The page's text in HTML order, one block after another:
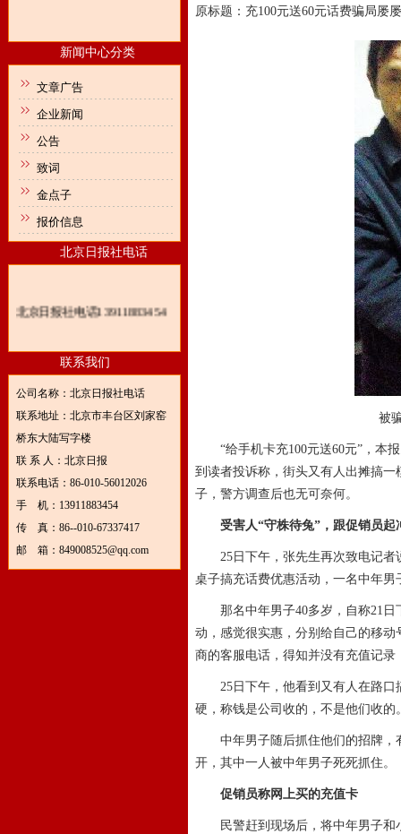
新闻中心分类
文章广告
企业新闻
公告
致词
金点子
报价信息
北京日报社电话
北京日报社电话13911883454
联系我们
公司名称：北京日报社电话
联系地址：北京市丰台区刘家窑
桥东大陆写字楼
联 系 人：北京日报
联系电话：86-010-56012026
手 机：13911883454
传 真：86--010-67337417
邮 箱：849008525@qq.com
原标题：充100元送60元话费骗局屡
被
“给手机卡充100元送60元”，本报
到读者投诉称，街头又有人出摊搞
子，警方调查后也无可奈何。
受害人“守株待兔”，跟促销员起
25日下午，张先生再次致电记者
桌子搞充话费优惠活动，一名中年
那名中年男子40多岁，自称21日
动，感觉很实惠，分别给自己的移
商的客服电话，得知并没有充值记录
25日下午，他看到又有人在路口
硬，称钱是公司收的，不是他们收的
中年男子随后抓住他们的招牌，
开，其中一人被中年男子死死抓住。
促销员称网上买的充值卡
民警赶到现场后，将中年男子和